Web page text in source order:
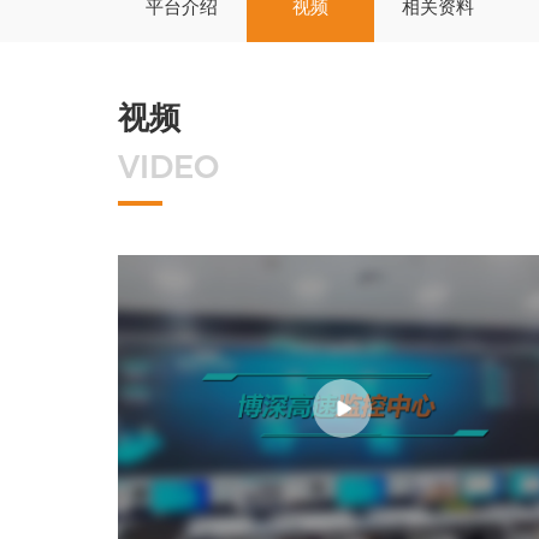
平台介绍 视频 相关资料
视频
VIDEO